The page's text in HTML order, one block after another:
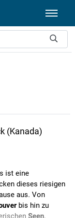
(Kanada)
ist eine
dieses riesigen
aus. Von
bis hin zu
Seen.